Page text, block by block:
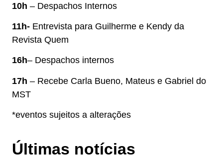
10h – Despachos Internos
11h- Entrevista para Guilherme e Kendy da
Revista Quem
16h– Despachos internos
17h – Recebe Carla Bueno, Mateus e Gabriel do
MST
*eventos sujeitos a alterações
Últimas notícias